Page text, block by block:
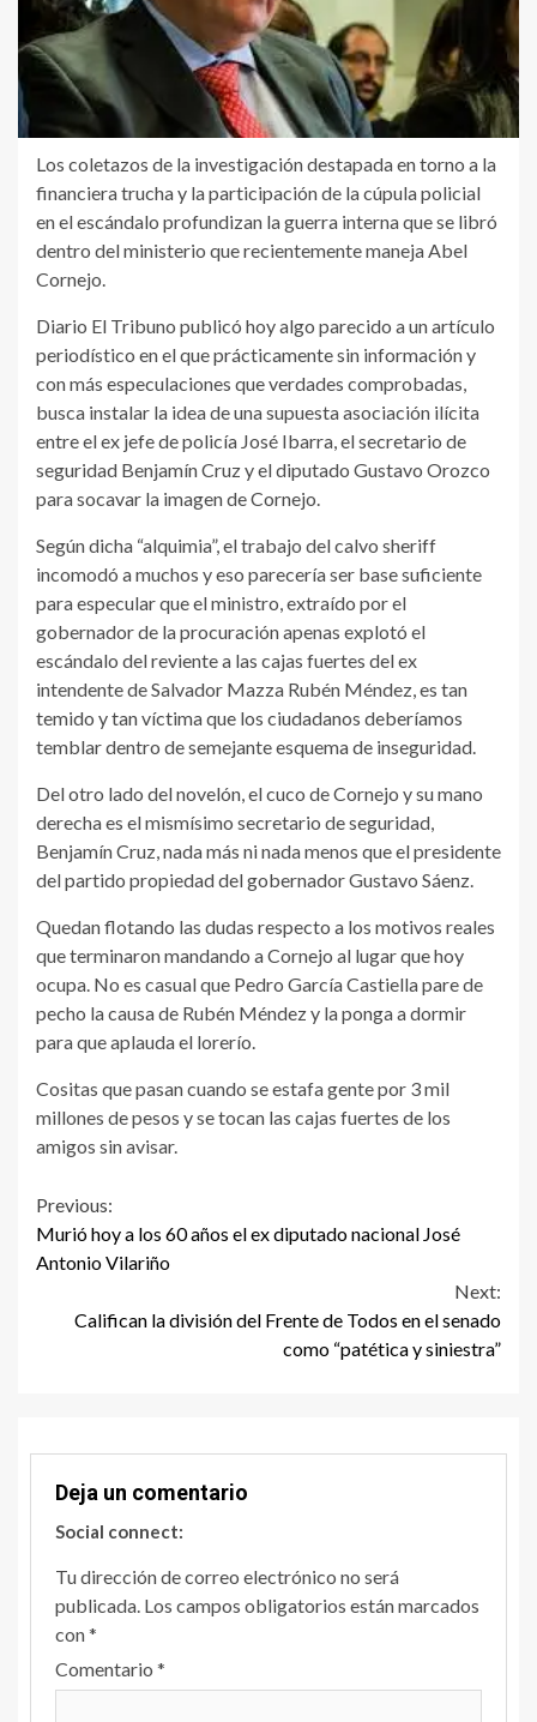
Los coletazos de la investigación destapada en torno a la
financiera trucha y la participación de la cúpula policial
en el escándalo profundizan la guerra interna que se libró
dentro del ministerio que recientemente maneja Abel
Cornejo.
Diario El Tribuno publicó hoy algo parecido a un artículo
periodístico en el que prácticamente sin información y
con más especulaciones que verdades comprobadas,
busca instalar la idea de una supuesta asociación ilícita
entre el ex jefe de policía José Ibarra, el secretario de
seguridad Benjamín Cruz y el diputado Gustavo Orozco
para socavar la imagen de Cornejo.
Según dicha “alquimia”, el trabajo del calvo sheriff
incomodó a muchos y eso parecería ser base suficiente
para especular que el ministro, extraído por el
gobernador de la procuración apenas explotó el
escándalo del reviente a las cajas fuertes del ex
intendente de Salvador Mazza Rubén Méndez, es tan
temido y tan víctima que los ciudadanos deberíamos
temblar dentro de semejante esquema de inseguridad.
Del otro lado del novelón, el cuco de Cornejo y su mano
derecha es el mismísimo secretario de seguridad,
Benjamín Cruz, nada más ni nada menos que el presidente
del partido propiedad del gobernador Gustavo Sáenz.
Quedan flotando las dudas respecto a los motivos reales
que terminaron mandando a Cornejo al lugar que hoy
ocupa. No es casual que Pedro García Castiella pare de
pecho la causa de Rubén Méndez y la ponga a dormir
para que aplauda el lorerío.
Cositas que pasan cuando se estafa gente por 3 mil
millones de pesos y se tocan las cajas fuertes de los
amigos sin avisar.
Continue
Reading
Previous:
Murió hoy a los 60 años el ex diputado nacional José
Antonio Vilariño
Next:
Califican la división del Frente de Todos en el senado
como “patética y siniestra”
Deja un comentario
Social connect:
Tu dirección de correo electrónico no será
publicada. Los campos obligatorios están marcados
con*
Comentario *